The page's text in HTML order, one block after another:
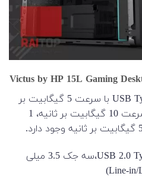
در جلوی کیس: 2 پورت USB Type-A با سرعت 5 گیگابیت بر
ثانیه، 2 پورت USB نوع A باسرعت 10 گیگابیت بر ثانیه، 1
در پشت کیس: 4 درگاه USB 2.0 Type A،سه جک 3.5 میلی